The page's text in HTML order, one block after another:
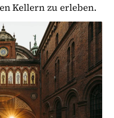
Kellern zu erleben.